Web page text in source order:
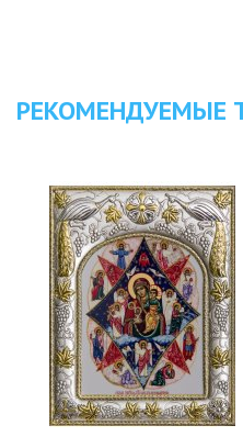
РЕКОМЕНДУЕМЫЕ